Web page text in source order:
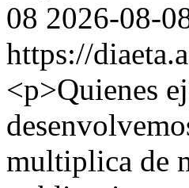
08 2026-08-
https://
<p>Quienes
multiplica de